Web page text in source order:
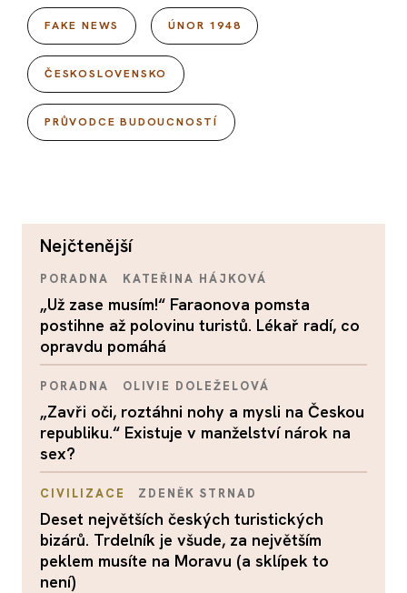
FAKE NEWS ÚNOR 1948
ČESKOSLOVENSKO
PRŮVODCE BUDOUCNOSTÍ
nejčtenější
PORADNA KATEŘINA HÁJKOVÁ
„Už zase musím!“ Faraonova pomsta
postihne až polovinu turistů. Lékař radí, co
opravdu pomáhá
PORADNA OLIVIE DOLEŽELOVÁ
„Zavři oči, roztáhni nohy a mysli na Českou
republiku.“ Existuje v manželství nárok na
sex?
CIVILIZACE ZDENĚK STRNAD
Deset největších českých turistických
bizárů. Trdelník je všude, za největším
peklem musíte na Moravu (a sklípek to
není)